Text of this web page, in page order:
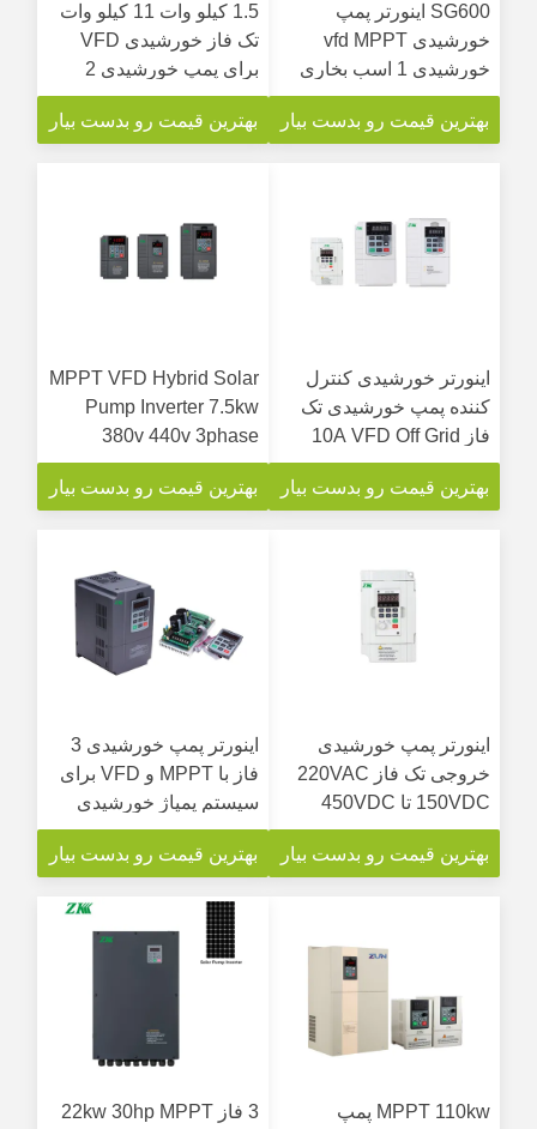
SG600 اینورتر پمپ
خورشیدی vfd MPPT
خورشیدی 1 اسب بخاری
برای پمپ شناور
بهترین قیمت رو بدست بیار
1.5 کیلو وات 11 کیلو وات
تک فاز خورشیدی VFD
برای پمپ خورشیدی 2
اسب بخار 5 اسب بخار 10
اسب بخار
بهترین قیمت رو بدست بیار
اینورتر خورشیدی کنترل
کننده پمپ خورشیدی تک
فاز 10A VFD Off Grid
MPPT
بهترین قیمت رو بدست بیار
MPPT VFD Hybrid Solar
Pump Inverter 7.5kw
380v 440v 3phase
خروجی
بهترین قیمت رو بدست بیار
اینورتر پمپ خورشیدی
خروجی تک فاز 220VAC
150VDC تا 450VDC
ورودی
بهترین قیمت رو بدست بیار
اینورتر پمپ خورشیدی 3
فاز با MPPT و VFD برای
سیستم پمپاژ خورشیدی
بهترین قیمت رو بدست بیار
MPPT 110kw پمپ
3 فاز 22kw 30hp MPPT